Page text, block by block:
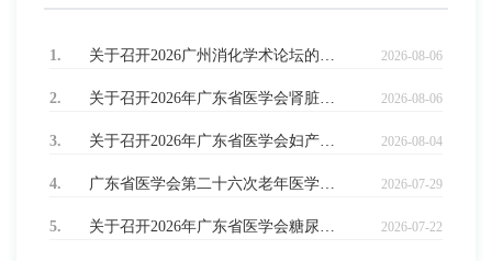
2026-08-06
1. 关于召开2026广州消化学术论坛的通知
2026-08-06
2. 关于召开2026年广东省医学会肾脏病学学术会议的通知
2026-08-04
3. 关于召开2026年广东省医学会妇产科学学术会议 暨广东省医学会妇科内镜学分会第一次学术会议的通知 （第一轮）
2026-07-29
4. 广东省医学会第二十六次老年医学学术会议暨老年常见疾病诊疗学习班暨多学科交叉学术交流会的通知
2026-07-22
5. 关于召开2026年广东省医学会糖尿病学/ 内分泌学学术会议的通知